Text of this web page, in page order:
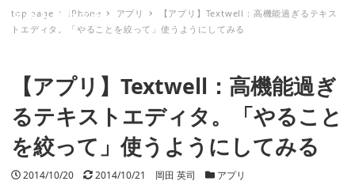
ミナトノキズナ
top page iPhone アプリ
【アプリ】Textwell：高機能過ぎるテキス
トエディタ。「やることを絞って」使うようにしてみる
【アプリ】Textwell：高機能過ぎ
るテキストエディタ。「やること
を絞って」使うようにしてみる
投稿日
2014/10/20 更新日
2014/10/21 著者
岡田 英司 カテゴリー
アプリ